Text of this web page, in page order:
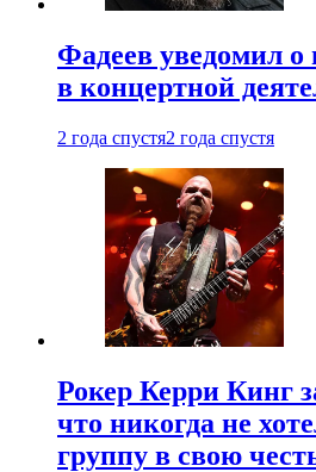
Фадеев уведомил о
в концертной
2 года спустя2 года спустя
Рокер Керри Кинг
что никогда не
группу в свою